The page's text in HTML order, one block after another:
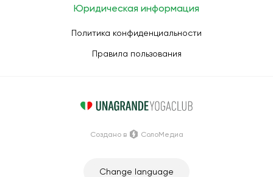
Юридическая информация
Политика конфиденциальности
Правила пользования
Change language
Создано в СолоМедиа